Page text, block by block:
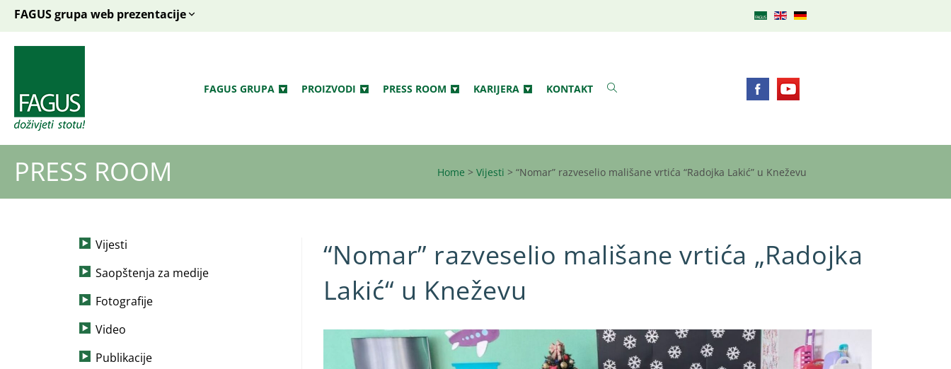
FAGUS grupa web prezentacije
FAGUS GRUPA PROIZVODI PRESS ROOM KARIJERA KONTAKT
PRESS ROOM Home > Vijesti > “Nomar” razveselio mališane vrtića “Radojka Lakić” u Kneževu
“Nomar” razveselio mališane vrtića „Radojka
Lakić“ u Kneževu
Vijesti
Saopštenja za medije
Fotografije
Video
Publikacije